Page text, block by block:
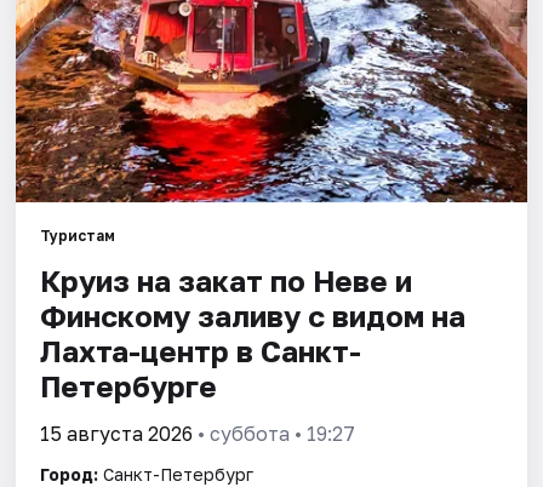
Туристам
Круиз на закат по Неве и
Финскому заливу с видом на
Лахта-центр в Санкт-
Петербурге
15 августа 2026 • суббота • 19:27
Город: Санкт-Петербург